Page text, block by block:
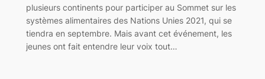
plusieurs continents pour participer au Sommet sur les
systèmes alimentaires des Nations Unies 2021, qui se
tiendra en septembre. Mais avant cet événement, les
jeunes ont fait entendre leur voix tout…